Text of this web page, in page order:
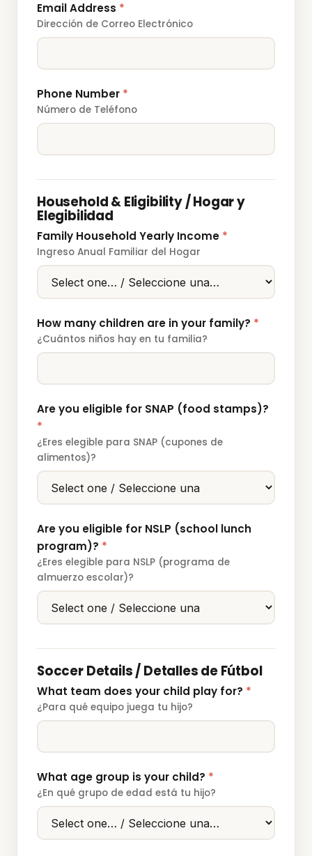
Email Address *
Dirección de Correo Electrónico
Phone Number *
Número de Teléfono
Household & Eligibility / Hogar y
Elegibilidad
Family Household Yearly Income *
Ingreso Anual Familiar del Hogar
How many children are in your family? *
¿Cuántos niños hay en tu familia?
Are you eligible for SNAP (food stamps)?
*
¿Eres elegible para SNAP (cupones de
alimentos)?
Are you eligible for NSLP (school lunch
program)? *
¿Eres elegible para NSLP (programa de
almuerzo escolar)?
Soccer Details / Detalles de Fútbol
What team does your child play for? *
¿Para qué equipo juega tu hijo?
What age group is your child? *
¿En qué grupo de edad está tu hijo?